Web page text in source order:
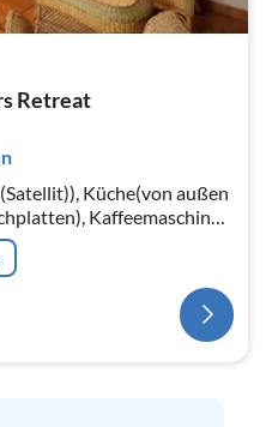
Retreat
Küche(von außen
Kaffeemaschine,